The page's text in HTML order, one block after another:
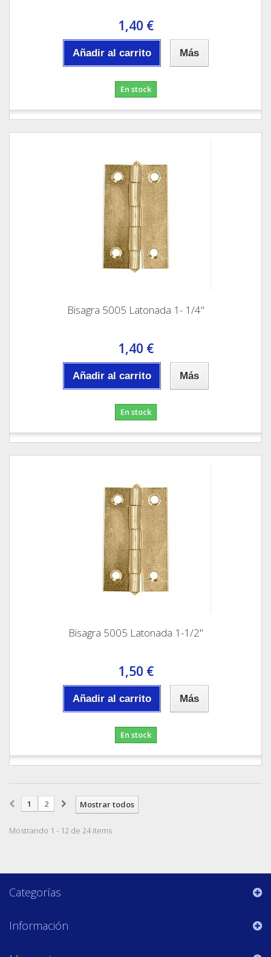
1,40 €
Añadir al carrito Más
En stock
Bisagra 5005 Latonada 1- 1/4"
1,40 €
Añadir al carrito Más
En stock
Bisagra 5005 Latonada 1-1/2"
1,50 €
Añadir al carrito Más
En stock
Mostrar todos
1 2
Mostrando 1 - 12 de 24 items
Categorías
Información